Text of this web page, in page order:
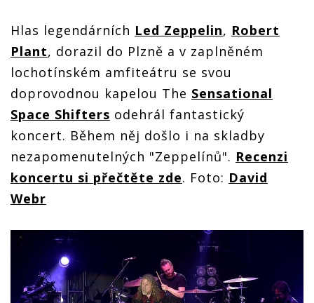
Hlas legendárních Led Zeppelin, Robert
Plant, dorazil do Plzně a v zaplněném
lochotínském amfiteátru se svou
doprovodnou kapelou The Sensational
Space Shifters odehrál fantastický
koncert. Během něj došlo i na skladby
nezapomenutelných "Zeppelínů". Recenzi
koncertu si přečtěte zde. Foto: David
Webr